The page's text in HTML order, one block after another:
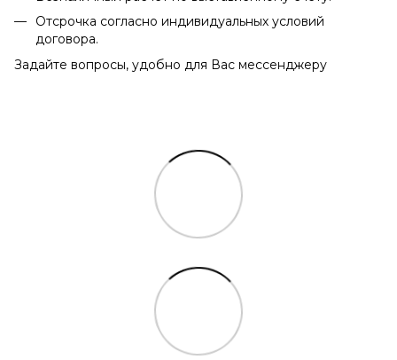
Отсрочка согласно индивидуальных условий
договора.
Задайте вопросы, удобно для Вас мессенджеру